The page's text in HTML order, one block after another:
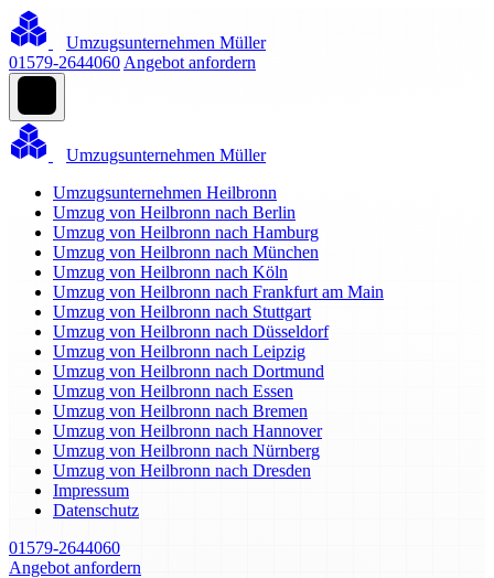
Umzugsunternehmen Müller
01579-2644060 Angebot anfordern
Umzugsunternehmen Müller
Umzugsunternehmen Heilbronn
Umzug von Heilbronn nach Berlin
Umzug von Heilbronn nach Hamburg
Umzug von Heilbronn nach München
Umzug von Heilbronn nach Köln
Umzug von Heilbronn nach Frankfurt am Main
Umzug von Heilbronn nach Stuttgart
Umzug von Heilbronn nach Düsseldorf
Umzug von Heilbronn nach Leipzig
Umzug von Heilbronn nach Dortmund
Umzug von Heilbronn nach Essen
Umzug von Heilbronn nach Bremen
Umzug von Heilbronn nach Hannover
Umzug von Heilbronn nach Nürnberg
Umzug von Heilbronn nach Dresden
Impressum
Datenschutz
01579-2644060
Angebot anfordern